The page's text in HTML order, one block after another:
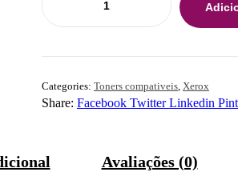
Categories: Toners compativeis, Xerox
Share: Facebook Twitter Linkedin
Avaliações (0)